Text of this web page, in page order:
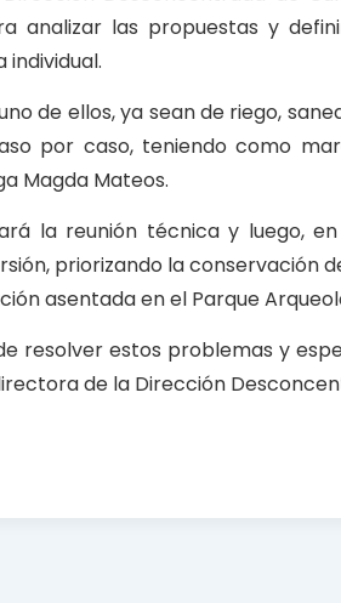
analizar las propuestas y
de ellos, ya sean de riego,
por caso, teniendo como
Magda Mateos.
la reunión técnica y luego,
priorizando la conservación
asentada en el Parque
resolver estos problemas y
de la Dirección